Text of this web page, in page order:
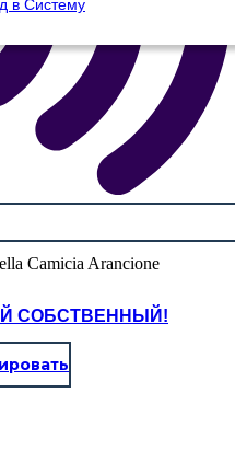
в Систему
СОБСТВЕННЫЙ!